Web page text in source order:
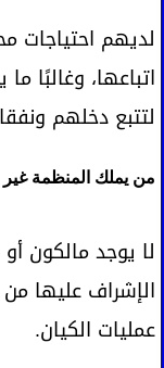
لديهم احتياجات
اتباعها، وغالبًا
لتتبع دخلهم
من يملك المنظمة غير
لا يوجد مالكون
الإشراف عليها
عمليات الكيان.